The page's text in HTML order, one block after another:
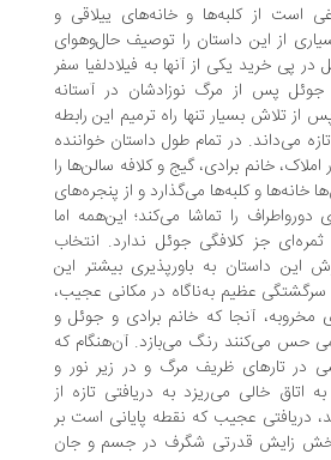
کلبه‌ها و خانه‌های ییلاقی و
این داستان را توصیف حال‌وهوای
یکی از آنها به فیلادلفیا سفر
از مرگ نوزادشان در آستانه‌
بسیار تنها راه ترمیم این رابطه
در تمام طول داستان خواننده
خانم برادی، گیج و کلافه سالن‌ها را
و کلبه‌ها می‌گذارد و از پنجره‌های
را تماشا می‌کند؛ این‌همه اما
کلافگی جوئل ندارد. انتخاب
به باورپذیری بیشتر این
عظیم ‌به‌ناگاه در مکانی عجیب،
آنجا که خانم برادی و جوئل و
رنگ می‌بازد. آن‌هنگام که
ظریف مرگ و در زیر نور و
خالی می‌ریزد به دریافتی تازه از
عجیب که نقطه‌ پایانی است بر
قدرتی شگرف در جسم و جان